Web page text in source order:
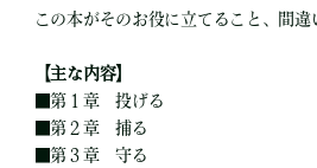
この本がそのお役に立てること、間違
【主な内容】
■第１章 投げる
■第２章 捕る
■第３章 守る